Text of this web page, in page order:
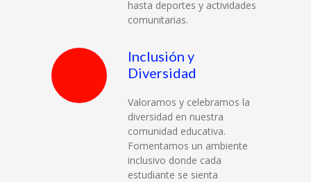
hasta deportes y actividades
comunitarias.
Inclusión y
Diversidad
Valoramos y celebramos la
diversidad en nuestra
comunidad educativa.
Fomentamos un ambiente
inclusivo donde cada
estudiante se sienta